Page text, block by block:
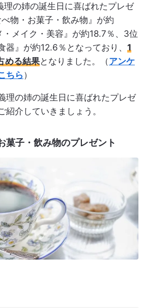
理の姉の誕生日に喜ばれたプレゼ
物・お菓子・飲み物』が約
メイク・美容』が約18.7％、3位
器』が約12.6％となっており、 1
める結果となりました。（アンケ
ちら ）
理の姉の誕生日に喜ばれたプレゼ
紹介していきましょう。
菓子・飲み物のプレゼント